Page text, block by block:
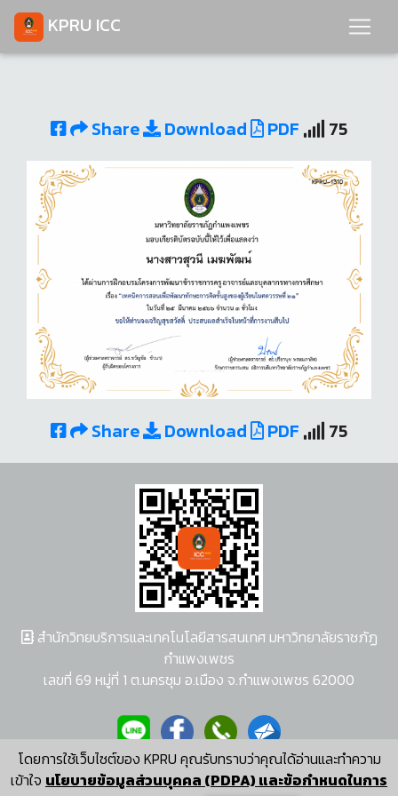
KPRU ICC
Share Download PDF 75
Share Download PDF 75
โดยการใช้เว็บไซต์ของ KPRU คุณรับทราบว่าคุณได้อ่านและทำความ
เข้าใจ นโยบายข้อมูลส่วนบุคคล (PDPA) และข้อกำหนดในการ
สำนักวิทยบริการและเทคโนโลยีสารสนเทศ มหาวิทยาลัยราชภัฏ
กำแพงเพชร
เลขที่ 69 หมู่ที่ 1 ต.นครชุม อ.เมือง จ.กำแพงเพชร 62000
ผู้พัฒนาระบบ อนุชา พวงผกา